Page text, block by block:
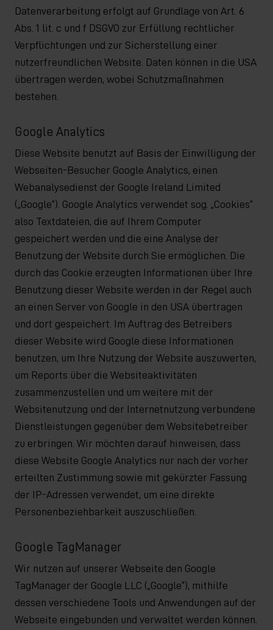
Datenverarbeitung erfolgt auf Grundlage von Art. 6
Abs. 1 lit. c und f DSGVO zur Erfüllung rechtlicher
Verpflichtungen und zur Sicherstellung einer
nutzerfreundlichen Website. Daten können in die USA
übertragen werden, wobei Schutzmaßnahmen
bestehen.
Google Analytics
Diese Website benutzt auf Basis der Einwilligung der
Webseiten-Besucher Google Analytics, einen
Webanalysedienst der Google Ireland Limited
(„Google“). Google Analytics verwendet sog. „Cookies“
also Textdateien, die auf Ihrem Computer
gespeichert werden und die eine Analyse der
Benutzung der Website durch Sie ermöglichen. Die
durch das Cookie erzeugten Informationen über Ihre
Benutzung dieser Website werden in der Regel auch
an einen Server von Google in den USA übertragen
und dort gespeichert. Im Auftrag des Betreibers
dieser Website wird Google diese Informationen
benutzen, um Ihre Nutzung der Website auszuwerten,
um Reports über die Websiteaktivitäten
zusammenzustellen und um weitere mit der
Websitenutzung und der Internetnutzung verbundene
Dienstleistungen gegenüber dem Websitebetreiber
zu erbringen. Wir möchten darauf hinweisen, dass
diese Website Google Analytics nur nach der vorher
erteilten Zustimmung sowie mit gekürzter Fassung
der IP-Adressen verwendet, um eine direkte
Personenbeziehbarkeit auszuschließen.
Google TagManager
Wir nutzen auf unserer Webseite den Google
TagManager der Google LLC („Google“), mithilfe
dessen verschiedene Tools und Anwendungen auf der
Webseite eingebunden und verwaltet werden können.